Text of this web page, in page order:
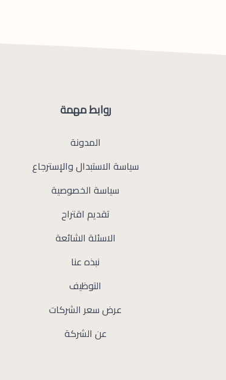
روابط مهمة
المدونة
سياسة الاستبدال والإسترجاع
سياسة الخصوصية
تقديم اقتراح
الاسئلة الشائعة
نبذه عنا
التوظيف
عرض سعر الشركات
عن الشركة